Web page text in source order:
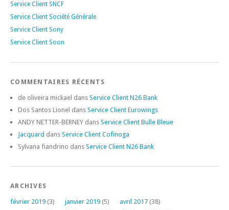
Service Client SNCF
Service Client Société Générale
Service Client Sony
Service Client Soon
COMMENTAIRES RÉCENTS
de oliveira mickael dans Service Client N26 Bank
Dos Santos Lionel dans Service Client Eurowings
ANDY NETTER-BERNEY dans Service Client Bulle Bleue
Jacquard dans Service Client Cofinoga
Sylvana fiandrino dans Service Client N26 Bank
ARCHIVES
février 2019 (3) janvier 2019 (5) avril 2017 (38)